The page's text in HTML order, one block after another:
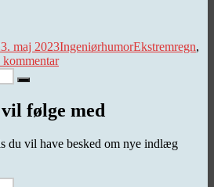
maj 2023IngeniørhumorEkstremregn,
til
ing)
Søg
følge med
du vil have besked om nye indlæg